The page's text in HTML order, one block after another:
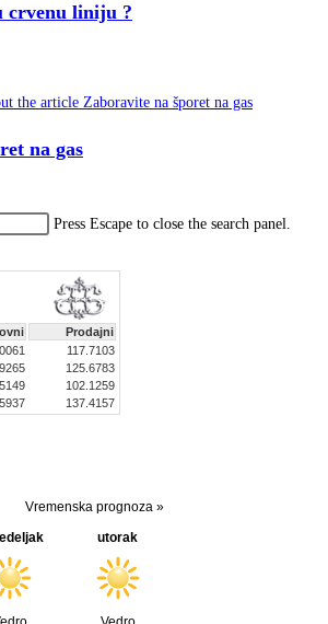
crvenu liniju ?
na gas
Press Escape to close the search panel.